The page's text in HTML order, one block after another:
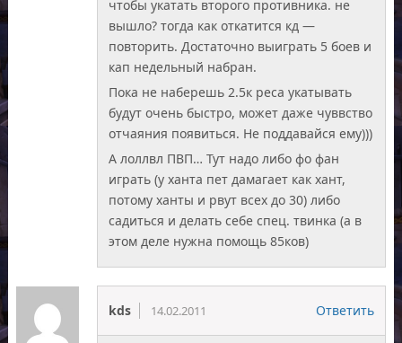
чтобы укатать второго противника. не
вышло? тогда как откатится кд —
повторить. Достаточно выиграть 5 боев и
кап недельный набран.
Пока не наберешь 2.5к реса укатывать
будут очень быстро, может даже чуввство
отчаяния появиться. Не поддавайся ему)))
А лоллвл ПВП… Тут надо либо фо фан
играть (у ханта пет дамагает как хант,
потому ханты и рвут всех до 30) либо
садиться и делать себе спец. твинка (а в
этом деле нужна помощь 85ков)
kds 14.02.2011 Ответить